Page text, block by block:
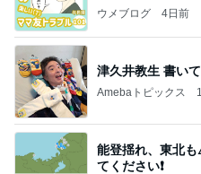
ウメブログ 4日前
津久井教生 書い
Amebaトピックス
能登揺れ、東北も
てください❗️